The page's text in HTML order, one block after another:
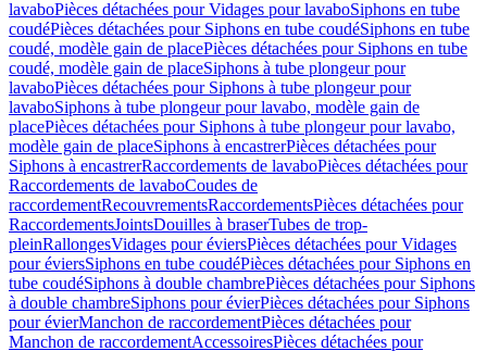
lavaboPièces détachées pour Vidages pour lavaboSiphons en tube
coudéPièces détachées pour Siphons en tube coudéSiphons en tube
coudé, modèle gain de placePièces détachées pour Siphons en tube
coudé, modèle gain de placeSiphons à tube plongeur pour
lavaboPièces détachées pour Siphons à tube plongeur pour
lavaboSiphons à tube plongeur pour lavabo, modèle gain de
placePièces détachées pour Siphons à tube plongeur pour lavabo,
modèle gain de placeSiphons à encastrerPièces détachées pour
Siphons à encastrerRaccordements de lavaboPièces détachées pour
Raccordements de lavaboCoudes de
raccordementRecouvrementsRaccordementsPièces détachées pour
RaccordementsJointsDouilles à braserTubes de trop-
pleinRallongesVidages pour éviersPièces détachées pour Vidages
pour éviersSiphons en tube coudéPièces détachées pour Siphons en
tube coudéSiphons à double chambrePièces détachées pour Siphons
à double chambreSiphons pour évierPièces détachées pour Siphons
pour évierManchon de raccordementPièces détachées pour
Manchon de raccordementAccessoiresPièces détachées pour